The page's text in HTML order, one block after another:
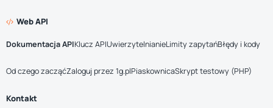
Web API
Dokumentacja APIKlucz APIUwierzytelnianieLimity zapytańBłędy i kody
Od czego zacząćZaloguj przez 1g.plPiaskownicaSkrypt testowy (PHP)
Kontakt